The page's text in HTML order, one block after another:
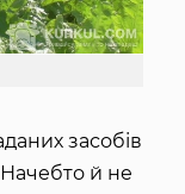
засобів
Начебто й не